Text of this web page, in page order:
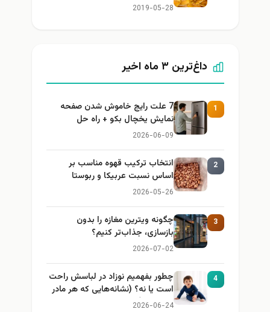
2019-05-28
داغ‌ترین ۳ ماه اخیر
1
7 علت رایج خاموش شدن صفحه
نمایش یخچال بکو + راه حل
2026-06-09
2
انتخاب ترکیب قهوه مناسب بر
اساس نسبت عربیکا و ربوستا
2026-05-26
3
چگونه ویترین مغازه را بدون
بازسازی، جذاب‌تر کنیم؟
2026-07-02
4
چطور بفهمیم نوزاد در لباسش راحت
است یا نه؟ (نشانه‌هایی که هر مادر
باید بداند)
2026-06-24